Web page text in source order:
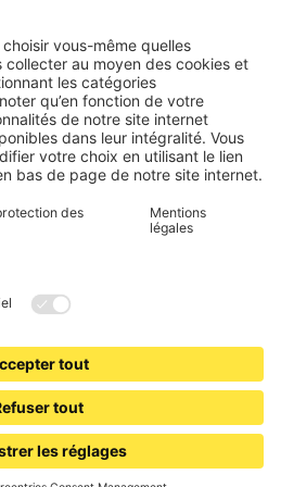
les consommateurs
et protection des données
des piles et équipements
Paramètres des cookies
d'accessibilité
• www.domondo.es
• www.domondo.pl
GmbH & Co KG. Tous droits réservés.